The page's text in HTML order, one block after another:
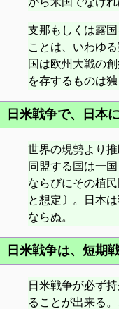
支那もしくは露
ことは、いわゆ
国は欧州大戦の
を存するものは
日米戦争で、日本
世界の現勢より
同盟する国は一
ならびにその植
と想定〕。日本
ならぬ。
日米戦争は、短期
日米戦争が必ず
ることが出来る